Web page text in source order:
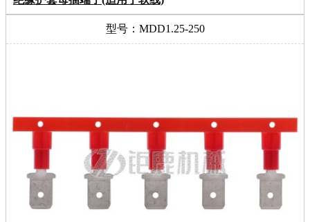
型号：MDD1.25-250